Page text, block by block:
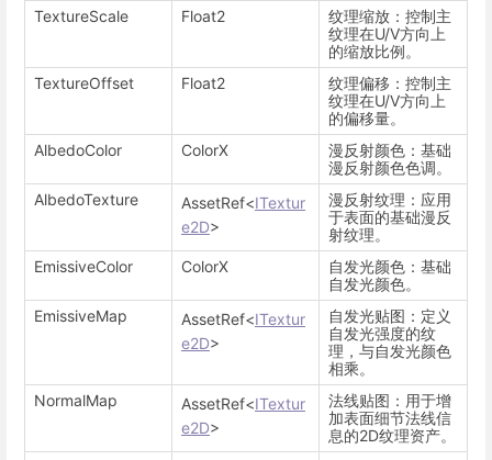
TextureScale
Float2
纹理缩放：控制主
纹理在U/V方向上
的缩放比例。
TextureOffset
Float2
纹理偏移：控制主
纹理在U/V方向上
的偏移量。
AlbedoColor
ColorX
漫反射颜色：基础
漫反射颜色色调。
AlbedoTexture
AssetRef<ITextur
e2D>
漫反射纹理：应用
于表面的基础漫反
射纹理。
EmissiveColor
ColorX
自发光颜色：基础
自发光颜色。
EmissiveMap
AssetRef<ITextur
e2D>
自发光贴图：定义
自发光强度的纹
理，与自发光颜色
相乘。
NormalMap
AssetRef<ITextur
e2D>
法线贴图：用于增
加表面细节法线信
息的2D纹理资产。